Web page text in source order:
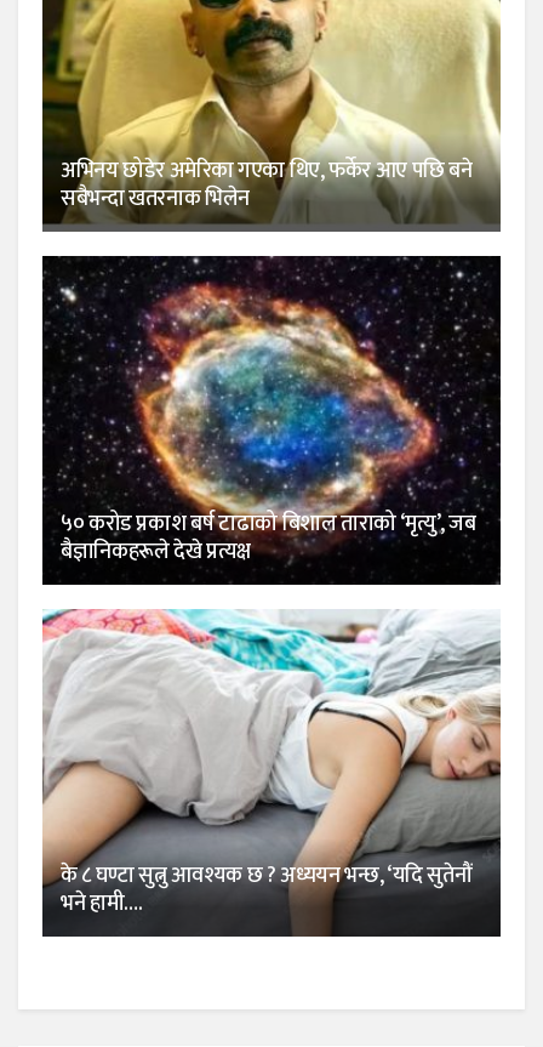
अभिनय छोडेर अमेरिका गएका थिए, फर्केर आए पछि बने
सबैभन्दा खतरनाक भिलेन
५० करोड प्रकाश बर्ष टाढाको बिशाल ताराको ‘मृत्यु’, जब
बैज्ञानिकहरूले देखे प्रत्यक्ष
के ८ घण्टा सुत्नु आवश्यक छ ? अध्ययन भन्छ, ‘यदि सुतेनौं
भने हामी….